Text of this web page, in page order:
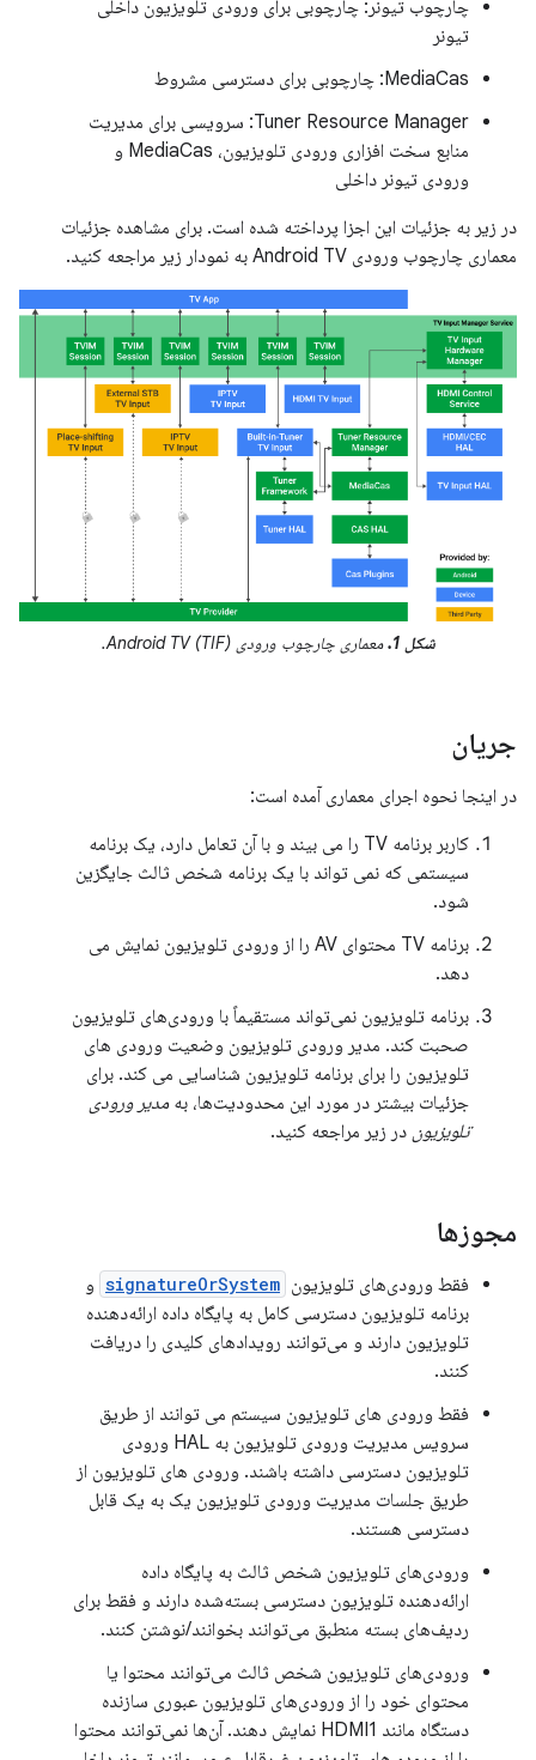
چارچوب تیونر: چارچوبی برای ورودی تلویزیون داخلی
تیونر
MediaCas: چارچوبی برای دسترسی مشروط
Tuner Resource Manager: سرویسی برای مدیریت
منابع سخت افزاری ورودی تلویزیون، MediaCas و
ورودی تیونر داخلی
در زیر به جزئیات این اجزا پرداخته شده است. برای مشاهده جزئیات
معماری چارچوب ورودی Android TV به نمودار زیر مراجعه کنید.
شکل 1. معماری چارچوب ورودی Android TV (TIF).
جریان
در اینجا نحوه اجرای معماری آمده است:
کاربر برنامه TV را می بیند و با آن تعامل دارد، یک برنامه
سیستمی که نمی تواند با یک برنامه شخص ثالث جایگزین
شود.
برنامه TV محتوای AV را از ورودی تلویزیون نمایش می
دهد.
برنامه تلویزیون نمی‌تواند مستقیماً با ورودی‌های تلویزیون
صحبت کند. مدیر ورودی تلویزیون وضعیت ورودی های
تلویزیون را برای برنامه تلویزیون شناسایی می کند. برای
جزئیات بیشتر در مورد این محدودیت‌ها، به مدیر ورودی
تلویزیون در زیر مراجعه کنید.
مجوزها
فقط ورودی‌های تلویزیون signatureOrSystem و
برنامه تلویزیون دسترسی کامل به پایگاه داده ارائه‌دهنده
تلویزیون دارند و می‌توانند رویدادهای کلیدی را دریافت
کنند.
فقط ورودی های تلویزیون سیستم می توانند از طریق
سرویس مدیریت ورودی تلویزیون به HAL ورودی
تلویزیون دسترسی داشته باشند. ورودی های تلویزیون از
طریق جلسات مدیریت ورودی تلویزیون یک به یک قابل
دسترسی هستند.
ورودی‌های تلویزیون شخص ثالث به پایگاه داده
ارائه‌دهنده تلویزیون دسترسی بسته‌شده دارند و فقط برای
ردیف‌های بسته منطبق می‌توانند بخوانند/نوشتن کنند.
ورودی‌های تلویزیون شخص ثالث می‌توانند محتوا یا
محتوای خود را از ورودی‌های تلویزیون عبوری سازنده
دستگاه مانند HDMI1 نمایش دهند. آن‌ها نمی‌توانند محتوا